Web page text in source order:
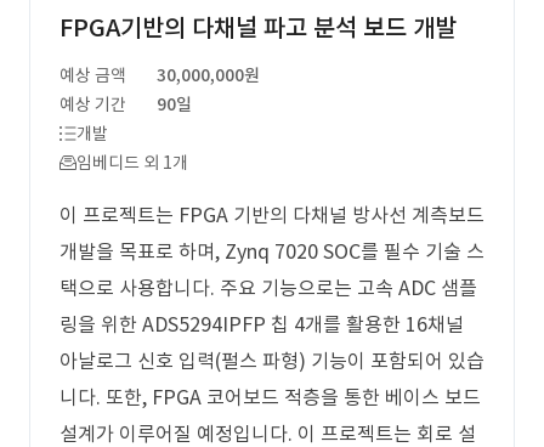
FPGA기반의 다채널 파고 분석 보드 개발
예상 금액
30,000,000원
예상 기간
90일
개발
임베디드 외 1개
이 프로젝트는 FPGA 기반의 다채널 방사선 계측보드
개발을 목표로 하며, Zynq 7020 SOC를 필수 기술 스
택으로 사용합니다. 주요 기능으로는 고속 ADC 샘플
링을 위한 ADS5294IPFP 칩 4개를 활용한 16채널
아날로그 신호 입력(펄스 파형) 기능이 포함되어 있습
니다. 또한, FPGA 코어보드 적층을 통한 베이스 보드
설계가 이루어질 예정입니다. 이 프로젝트는 회로 설